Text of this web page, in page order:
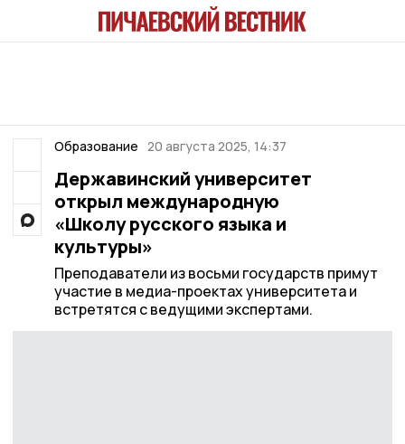
Образование 20 августа 2025, 14:37
Державинский университет
открыл международную
«Школу русского языка и
культуры»
Преподаватели из восьми государств примут
участие в медиа-проектах университета и
встретятся с ведущими экспертами.